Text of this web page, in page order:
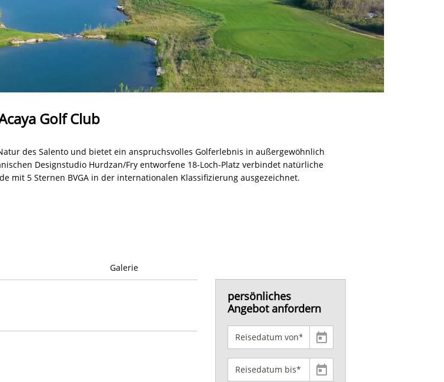
Golf Club
des Salento und bietet ein anspruchsvolles Golferlebnis in außergewöhnlich
Designstudio Hurdzan/Fry entworfene 18-Loch-Platz verbindet natürliche
mit 5 Sternen BVGA in der internationalen Klassifizierung ausgezeichnet.
Galerie
persönliches
Angebot anfordern